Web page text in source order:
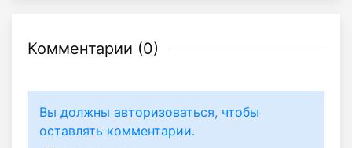
Комментарии (0)
Вы должны авторизоваться, чтобы
оставлять комментарии.